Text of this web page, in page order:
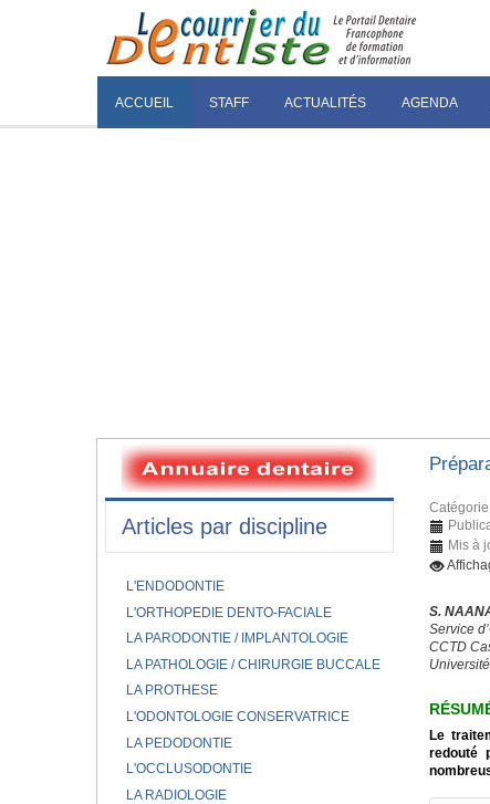
ACCUEIL STAFF ACTUALITÉS AGENDA
Mis à
S.
Service
CCTD
Le
redouté
Articles par discipline
L'ENDODONTIE
L'ORTHOPEDIE DENTO-FACIALE
LA PARODONTIE / IMPLANTOLOGIE
LA PATHOLOGIE / CHIRURGIE BUCCALE
LA PROTHESE
L'ODONTOLOGIE CONSERVATRICE
LA PEDODONTIE
L'OCCLUSODONTIE
LA RADIOLOGIE